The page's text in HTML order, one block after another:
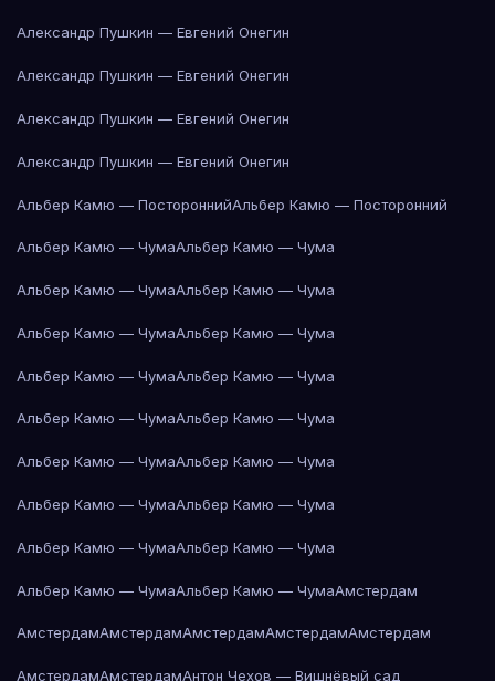
Александр Пушкин — Евгений Онегин
Александр Пушкин — Евгений Онегин
Александр Пушкин — Евгений Онегин
Александр Пушкин — Евгений Онегин
Альбер Камю — ПостороннийАльбер Камю — Посторонний
Альбер Камю — ЧумаАльбер Камю — Чума
Альбер Камю — ЧумаАльбер Камю — Чума
Альбер Камю — ЧумаАльбер Камю — Чума
Альбер Камю — ЧумаАльбер Камю — Чума
Альбер Камю — ЧумаАльбер Камю — Чума
Альбер Камю — ЧумаАльбер Камю — Чума
Альбер Камю — ЧумаАльбер Камю — Чума
Альбер Камю — ЧумаАльбер Камю — Чума
Альбер Камю — ЧумаАльбер Камю — ЧумаАмстердам
АмстердамАмстердамАмстердамАмстердамАмстердам
АмстердамАмстердамАнтон Чехов — Вишнёвый сад